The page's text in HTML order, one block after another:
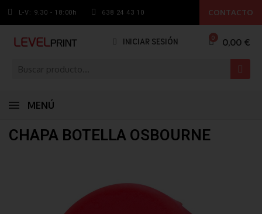
L-V: 9.30 - 18:00h 638 24 43 10 CONTACTO
INICIAR SESIÓN 0,00 €
MENÚ
CHAPA BOTELLA OSBOURNE